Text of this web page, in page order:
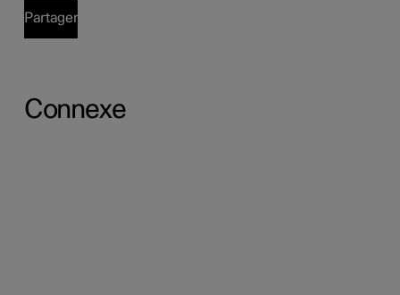
Partager
Connexe